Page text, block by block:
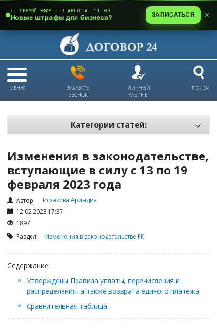
МЕНЮ
ЗАКАЗАТЬ
ЗВОНОК
ЛИЧНЫЙ
КАБИНЕТ
ПОИСК
Категории статей:
Электронный документооборот и цифровая подпись
Трудовые отношения
Техника безопасности и охрана труда
Изменения в законодательстве РК
Займы
Сбор долгов
Проверка государственных органов
Интернет и право
Корпоративные отношения
Государственные закупки
Изменения в законодательстве,
вступающие в силу c 13 по 19
февраля 2023 года
Автор:
Исхакова Ариндия
12.02.2023 17:37
1897
Раздел: Изменения в законодательстве РК
Содержание:
Утверждены Правила уплаты, перечисления и
распределения, а также возврата единого платежа
Сравнительная таблица
// ПРЯМОЙ ЭФИР · 6 АВГУСТА, 11:00
Новые штрафы для бизнеса? ЗАПИСАТЬСЯ